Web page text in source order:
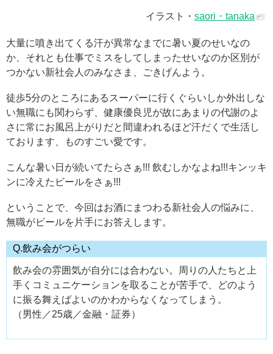
イラスト・ saori・tanaka
大量に噴き出てくる汗が異常なまでに暑い夏のせいなの
か、それとも仕事でミスをしてしまったせいなのか区別が
つかない新社会人のみなさま、ごきげんよう。
徒歩5分のところにあるスーパーに行くぐらいしか外出しな
い無職にも関わらず、健康優良児が故にあまりの代謝のよ
さに常にお風呂上がりだと間違われるほど汗だくで生活し
ております、ものすごい愛です。
こんな暑い日が続いてたらさぁ!!! 飲むしかなよね!!!キンッキ
ンに冷えたビールをさぁ!!!
ということで、今回はお酒にまつわる新社会人の悩みに、
無職がビールを片手にお答えします。
Q.飲み会がつらい
飲み会の雰囲気が自分には合わない。周りの人たちと上
手くコミュニケーションを取ることが苦手で、どのよう
に振る舞えばよいのかわからなくなってしまう。
（男性／25歳／金融・証券）